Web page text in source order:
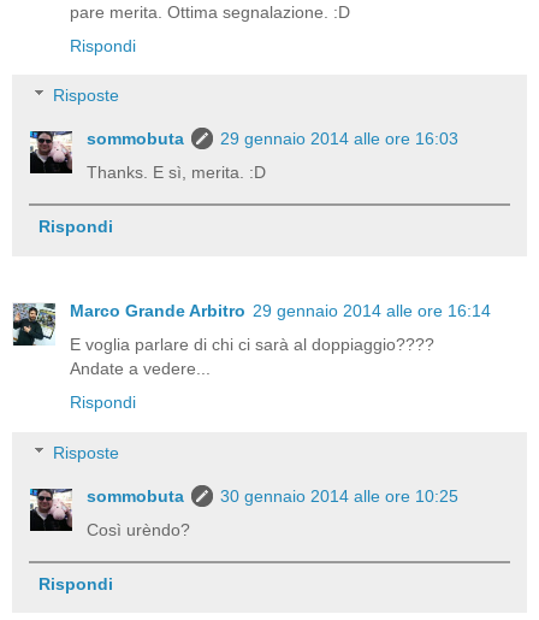
pare merita. Ottima segnalazione. :D
Rispondi
Risposte
sommobuta
29 gennaio 2014 alle ore 16:03
Thanks. E sì, merita. :D
Rispondi
Marco Grande Arbitro 29 gennaio 2014 alle ore 16:14
E voglia parlare di chi ci sarà al doppiaggio????
Andate a vedere...
Rispondi
Risposte
sommobuta
30 gennaio 2014 alle ore 10:25
Così urèndo?
Rispondi